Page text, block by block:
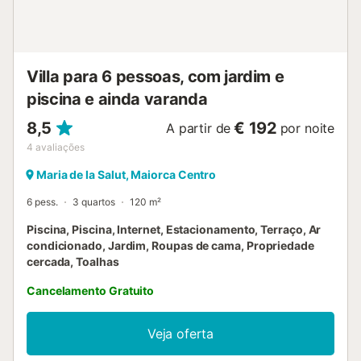
Santa Ma...
Villa para 6 pessoas, com jardim e
piscina e ainda varanda
8,5
4 avaliações
A partir de € 192 por noite
Maria de la Salut, Maiorca Centro
6 pess. 3 quartos 120 m²
Piscina, Piscina, Internet, Estacionamento, Terraço, Ar
condicionado, Jardim, Roupas de cama, Propriedade
cercada, Toalhas
Cancelamento Gratuito
Veja oferta